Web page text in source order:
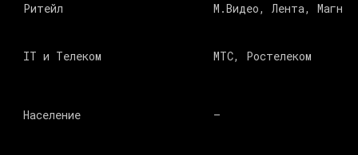
Ритейл М.Видео, Лента,
IT и Телеком МТС, Ростелеком
Население –